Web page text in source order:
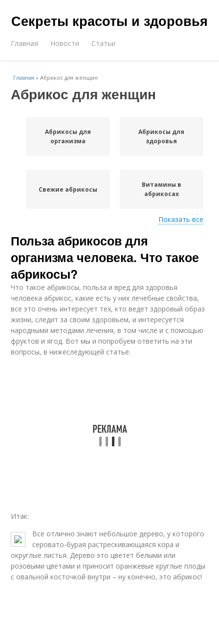
Секреты красоты и здоровья
Главная Новости Статьи
Главная »Абрикос для женщин
Абрикос для женщин
Абрикосы для
организма
Абрикосы для
здоровья
Свежие абрикосы
Витамины в
абрикосах
Абрикос для здоровья Сушеные абрикосы
Абрикос для мужчин Абрикос для детей
Абрикосы на ночь
Показать все
Польза абрикосов для
организма человека. Что такое
абрикосы?
Что такое абрикосы, польза и вред для здоровья
человека абрикос, какие есть у них лечебные свойства,
все это очень интересует тех, кто ведет здоровый образ
жизни, следит за своим здоровьем, и интересуется
народными методами лечения, в том числе и с помощью
фруктов и ягод. Вот мы и попробуем ответить на эти
вопросы, в нижеследующей статье.
Итак:
Все отлично знают небольшое дерево, у которого
серовато-бурая растрескивающаяся кора и
округлые листья. Дерево это цветет белыми или
розовыми цветами и приносит оранжевые круглые плоды
с овальной косточкой внутри – ну конечно, это абрикос!